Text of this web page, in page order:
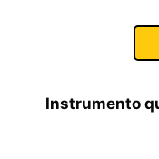
Instrumento